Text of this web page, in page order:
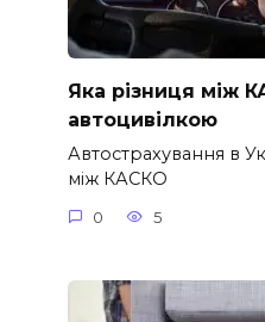
Яка різниця між
автоцивілкою
Автострахування в
між КАСКО
0 5